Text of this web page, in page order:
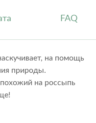
FAQ
на помощь
природы.
на россыпь